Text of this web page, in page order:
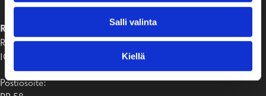
Salli valinta
Kiellä
RAASEPORIN KAUPUNKI
Raaseporintie 37
10650 Tammisaari
Postiosoite: